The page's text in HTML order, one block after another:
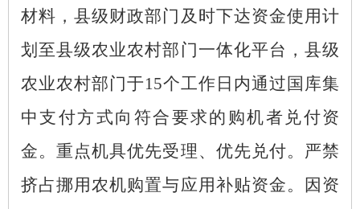
材料，县级财政部门及时下达资金使用计
划至县级农业农村部门一体化平台，县级
农业农村部门于15个工作日内通过国库集
中支付方式向符合要求的购机者兑付资
金。重点机具优先受理、优先兑付。严禁
挤占挪用农机购置与应用补贴资金。因资